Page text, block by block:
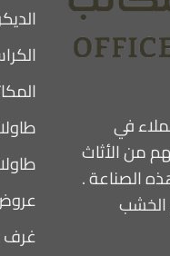
العملاء في
من الأثاث
الصناعة .
الخشب
غرف